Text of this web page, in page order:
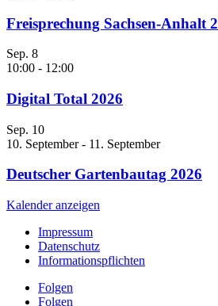
Freisprechung Sachsen-Anhalt
Sep. 8
10:00 - 12:00
Digital Total 2026
Sep. 10
10. September- 11. September
Deutscher Gartenbautag 2026
Kalender anzeigen
Impressum
Datenschutz
Informationspflichten
Folgen
Folgen